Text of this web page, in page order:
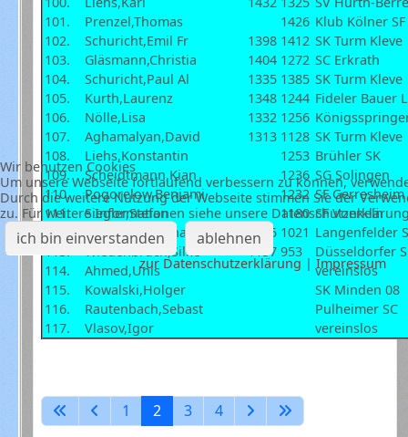
101.
Prenzel,Thomas 1426 Klub Kölner SF
102.
Schuricht,Emil Fr 1398 1412 SK Turm Kleve
103.
Gläsmann,Christia 1404 1272 SC Erkrath
104.
Schuricht,Paul Al 1335 1385 SK Turm Kleve
105.
Kurth,Laurenz 1348 1244 Fideler Bauer
106.
Nölle,Lisa 1332 1256
107.
Aghamalyan,David 1313 1128 SK Turm Kleve
108.
Liehs,Konstantin 1253 Brühler SK
109.
Scheidtmann,Kian 1236 SG Solingen
110.
Pogorelow,Benjami 1232 SF Gerresheim
111.
Siegler,Stefan 1180 SF Vonkeln
112.
Küßner-Brochhagen 1175 1021 Langenfelder
113.
Wiedenbruch,Silke 1157 953
Düsseldorfer
114.
Ahmed,Unis
vereinslos
115.
Kowalski,Holger
SK Minden 08
116.
Rautenbach,Sebast
Pulheimer SC
117.
Vlasov,Igor vereinslos
1 2 3 4
Wir benutzen Cookies
Um unsere Webseite fortlaufend verbessern zu können,
Durch die weitere Nutzung der Webseite stimmen Sie der
zu. Für weitere Informationen siehe unsere
ich bin einverstanden ablehnen
zur Datenschutzerklärung | Impressum